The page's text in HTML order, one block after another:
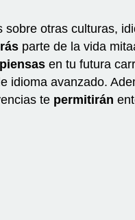
otras culturas,
parte de la vida
en tu futura
idioma avanzado.
te permitirán